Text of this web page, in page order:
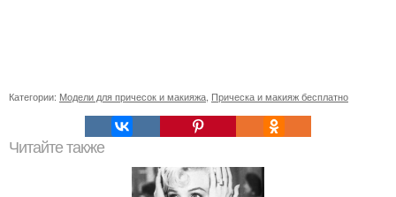
Категории: Модели для причесок и макияжа Прическа и макияж бесплатно
Читайте также